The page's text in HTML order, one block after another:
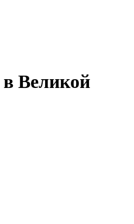
Великой